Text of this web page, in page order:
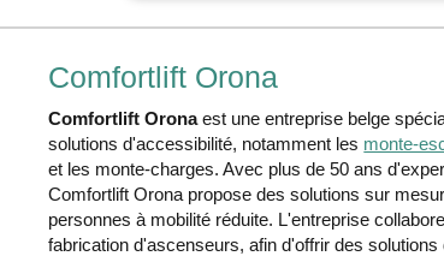
Comfortlift Orona
Comfortlift Oronaest une entreprise belge
solutions d'accessibilité, notamment les monte-
et les monte-charges. Avec plus de 50 ans
Comfortlift Orona propose des solutions sur
personnes à mobilité réduite. L'entreprise
fabrication d'ascenseurs, afin d'offrir des